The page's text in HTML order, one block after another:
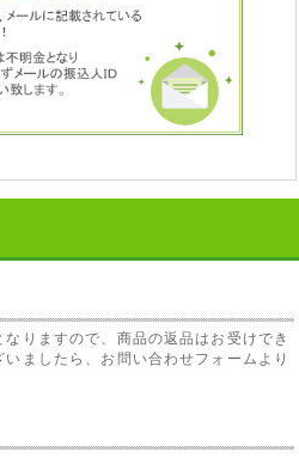
りますので、商品の返品はお受けでき
ましたら、お問い合わせフォームより